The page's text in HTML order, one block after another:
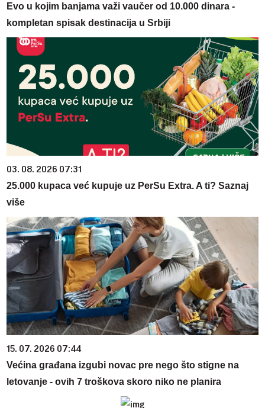
Evo u kojim banjama važi vaučer od 10.000 dinara -
kompletan spisak destinacija u Srbiji
03. 08. 2026 07:31
25.000 kupaca već kupuje uz PerSu Extra. A ti? Saznaj
više
15. 07. 2026 07:44
Većina građana izgubi novac pre nego što stigne na
letovanje - ovih 7 troškova skoro niko ne planira